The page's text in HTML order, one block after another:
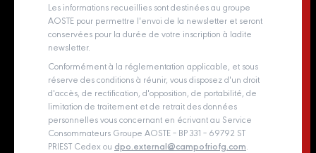
Les informations recueillies sont destinées au groupe
AOSTE pour permettre l'envoi de la newsletter et seront
conservées pour la durée de votre inscription à ladite
newsletter.
Conformément à la réglementation applicable, et sous
réserve des conditions à réunir, vous disposez d'un droit
d'accès, de rectification, d'opposition, de portabilité, de
limitation de traitement et de retrait des données
personnelles vous concernant en écrivant au Service
Consommateurs Groupe AOSTE – BP 331 – 69792 ST
PRIEST Cedex ou dpo.external@campofriofg.com